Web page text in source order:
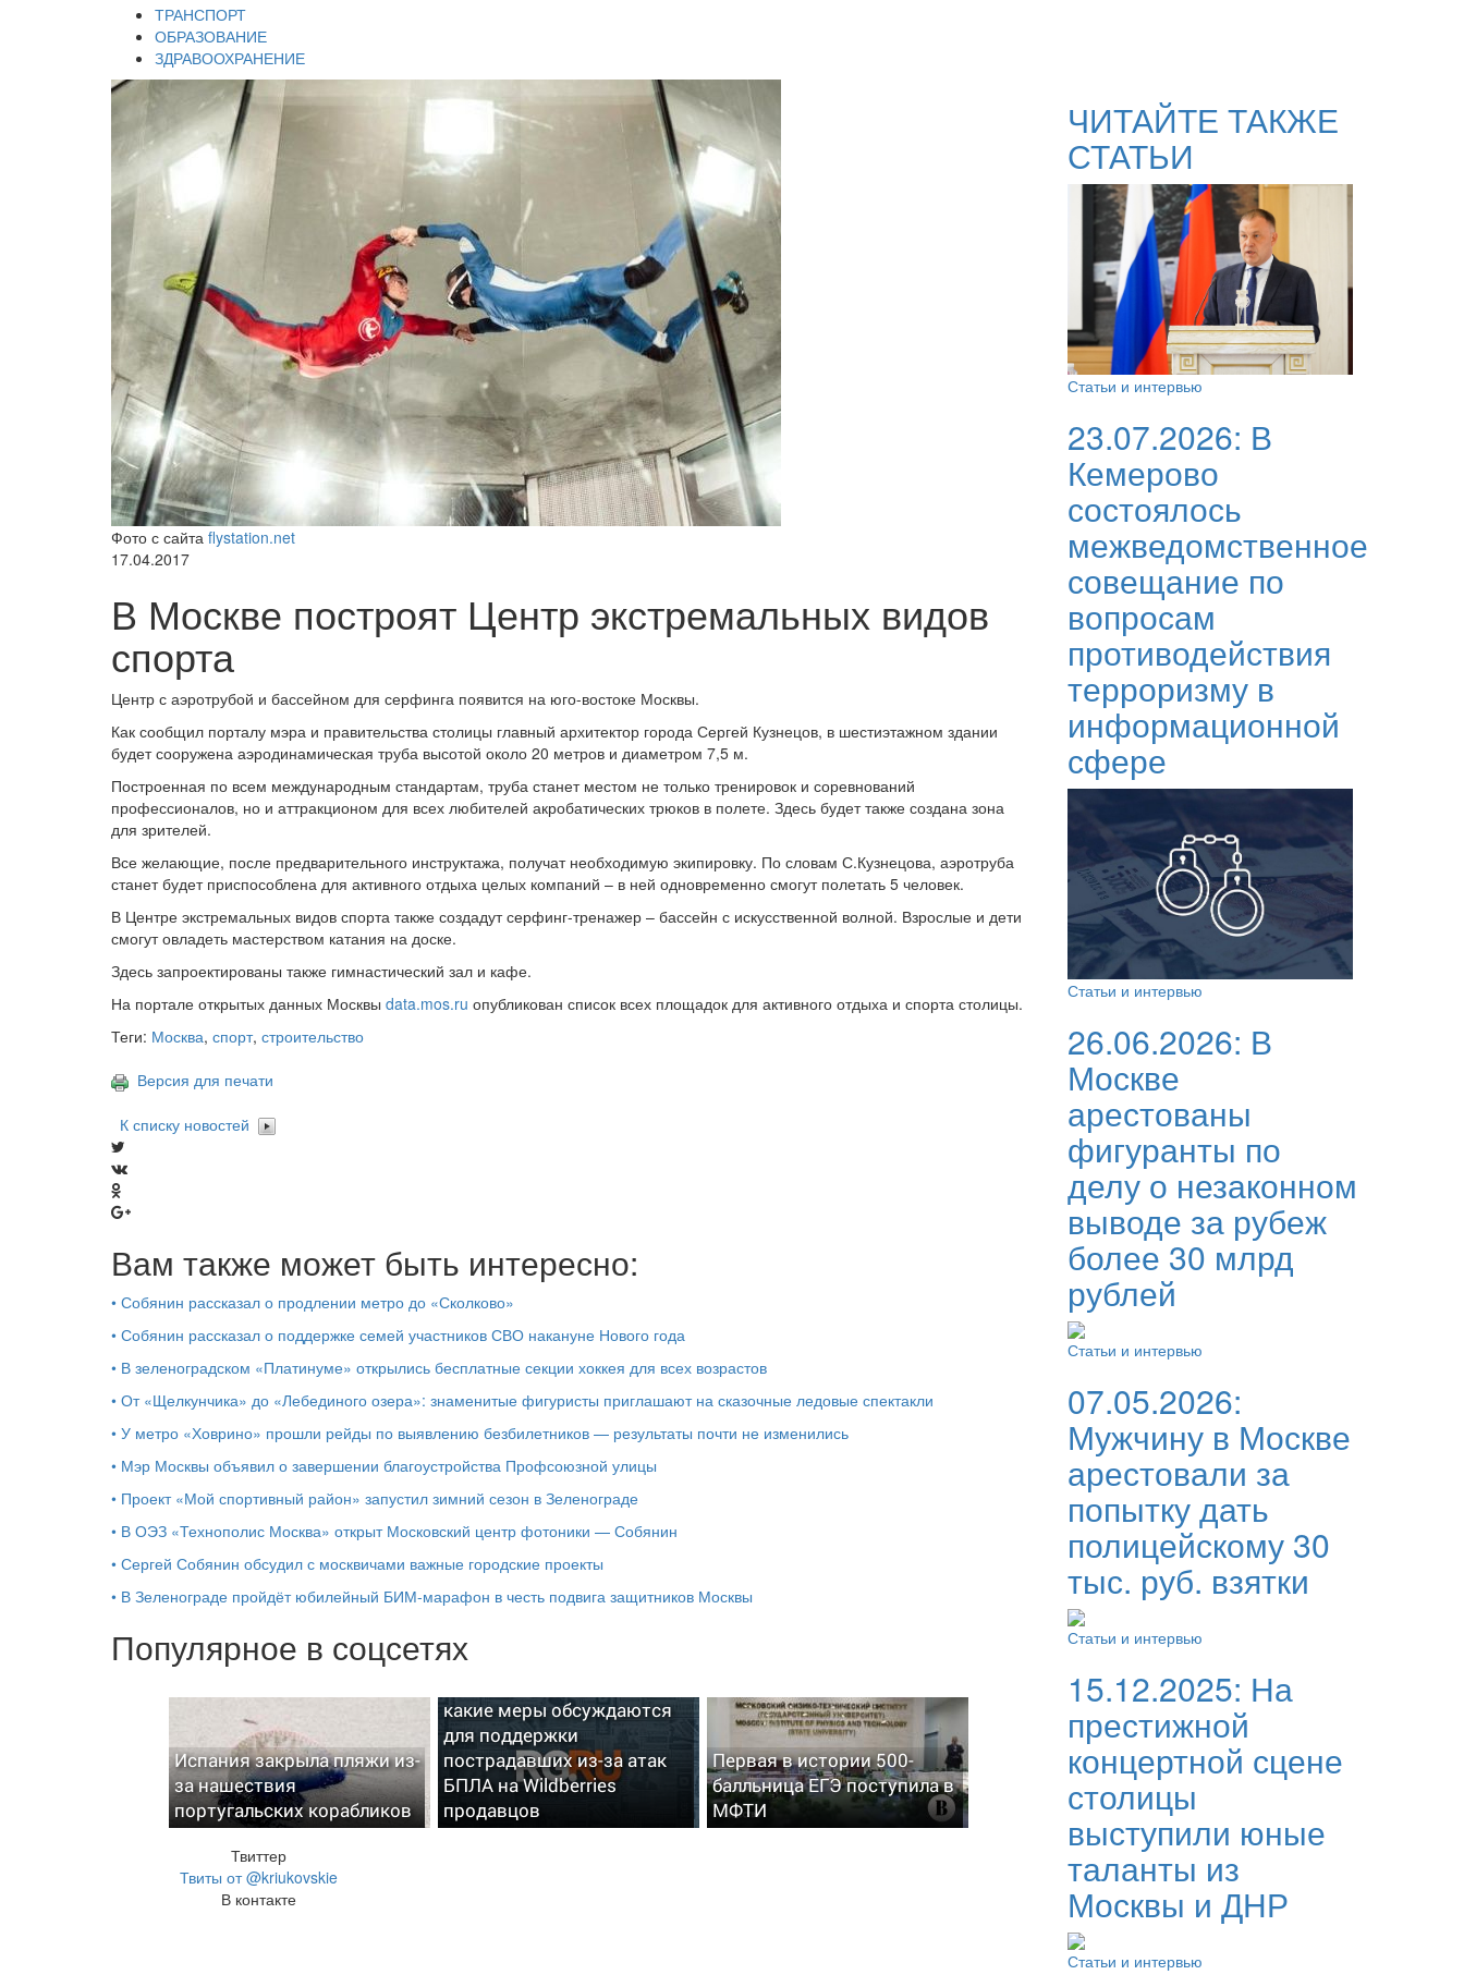
ТРАНСПОРТ
ОБРАЗОВАНИЕ
ЗДРАВООХРАНЕНИЕ
Фото с сайта flystation.net
17.04.2017
В Москве построят Центр экстремальных видов
спорта
Центр с аэротрубой и бассейном для серфинга появится на юго-востоке Москвы.
Как сообщил порталу мэра и правительства столицы главный архитектор города Сергей Кузнецов, в шестиэтажном здании
будет сооружена аэродинамическая труба высотой около 20 метров и диаметром 7,5 м.
Построенная по всем международным стандартам, труба станет местом не только тренировок и соревнований
профессионалов, но и аттракционом для всех любителей акробатических трюков в полете. Здесь будет также создана зона
для зрителей.
Все желающие, после предварительного инструктажа, получат необходимую экипировку. По словам С.Кузнецова, аэротруба
станет будет приспособлена для активного отдыха целых компаний – в ней одновременно смогут полетать 5 человек.
В Центре экстремальных видов спорта также создадут серфинг-тренажер – бассейн с искусственной волной. Взрослые и дети
смогут овладеть мастерством катания на доске.
Здесь запроектированы также гимнастический зал и кафе.
На портале открытых данных Москвы data.mos.ru опубликован список всех площадок для активного отдыха и спорта столицы.
Теги: Москва, спорт, строительство
Версия для печати
К списку новостей
Вам также может быть интересно:
• Собянин рассказал о продлении метро до «Сколково»
• Собянин рассказал о поддержке семей участников СВО накануне Нового года
• В зеленоградском «Платинуме» открылись бесплатные секции хоккея для всех возрастов
• От «Щелкунчика» до «Лебединого озера»: знаменитые фигуристы приглашают на сказочные ледовые спектакли
• У метро «Ховрино» прошли рейды по выявлению безбилетников — результаты почти не изменились
• Мэр Москвы объявил о завершении благоустройства Профсоюзной улицы
• Проект «Мой спортивный район» запустил зимний сезон в Зеленограде
• В ОЭЗ «Технополис Москва» открыт Московский центр фотоники — Собянин
• Сергей Собянин обсудил с москвичами важные городские проекты
• В Зеленограде пройдёт юбилейный БИМ‑марафон в честь подвига защитников Москвы
Популярное в соцсетях
Испания закрыла пляжи из-
за нашествия
португальских корабликов
какие меры обсуждаются
для поддержки
пострадавших из-за атак
БПЛА на Wildberries
продавцов
Первая в истории 500-
балльница ЕГЭ поступила в
МФТИ
Твиттер
Твиты от @kriukovskie
В контакте
ЧИТАЙТЕ ТАКЖЕ
СТАТЬИ
Статьи и интервью
23.07.2026: В
Кемерово
состоялось
межведомственное
совещание по
вопросам
противодействия
терроризму в
информационной
сфере
Статьи и интервью
26.06.2026: В
Москве
арестованы
фигуранты по
делу о незаконном
выводе за рубеж
более 30 млрд
рублей
Статьи и интервью
07.05.2026:
Мужчину в Москве
арестовали за
попытку дать
полицейскому 30
тыс. руб. взятки
Статьи и интервью
15.12.2025: На
престижной
концертной сцене
столицы
выступили юные
таланты из
Москвы и ДНР
Статьи и интервью